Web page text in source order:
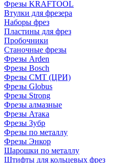
Фрезы KRAFTOOL
Втулки для фрезера
Наборы фрез
Пластины для фрез
Пробочники
Станочные фрезы
Фрезы Arden
Фрезы Bosch
Фрезы CMT (ЦРИ)
Фрезы Globus
Фрезы Strong
Фрезы алмазные
Фрезы Атака
Фрезы Зубр
Фрезы по металлу
Фрезы Энкор
Шарошки по металлу
Штифты для кольцевых фрез